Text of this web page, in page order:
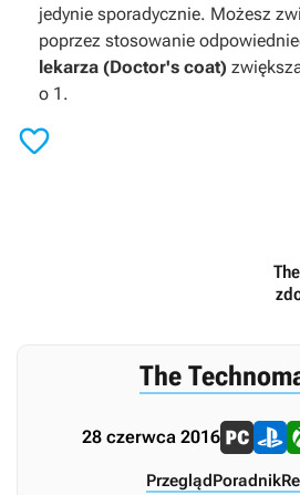
jedynie sporadycznie. Możesz
poprzez stosowanie
lekarza (Doctor's coat)
o 1.

The
28 czerwca 2016
PrzeglądPoradnik